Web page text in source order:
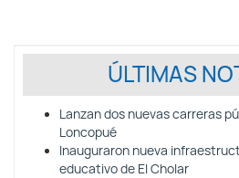
ÚLTIMAS
Lanzan dos nuevas carreras
Loncopué
Inauguraron nueva
educativo de El Cholar